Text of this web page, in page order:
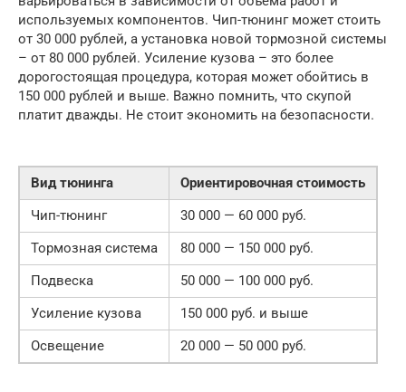
используемых компонентов. Чип-тюнинг может стоить
от 30 000 рублей, а установка новой тормозной системы
– от 80 000 рублей. Усиление кузова – это более
дорогостоящая процедура, которая может обойтись в
150 000 рублей и выше. Важно помнить, что скупой
платит дважды. Не стоит экономить на безопасности.
Вид тюнинга
Ориентировочная стоимость
Чип-тюнинг
30 000 — 60 000 руб.
Тормозная система
80 000 — 150 000 руб.
Подвеска
50 000 — 100 000 руб.
Усиление кузова
150 000 руб. и выше
Освещение
20 000 — 50 000 руб.